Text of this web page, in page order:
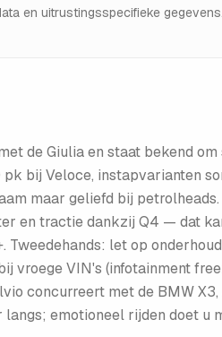
en uitrustingsspecifieke
de Giulia en staat bekend
bij Veloce, instapvarianten
maar geliefd bij
en tractie dankzij Q4 — dat
Tweedehands: let op
VIN's (infotainment
concurreert met de BMW
emotioneel rijden doet u